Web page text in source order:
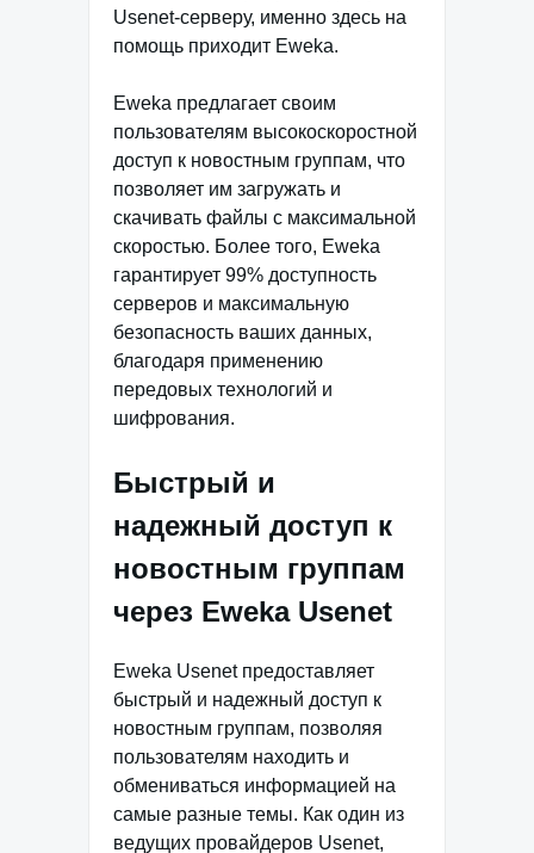
Usenet-серверу, именно здесь на
помощь приходит Eweka.
Eweka предлагает своим
пользователям высокоскоростной
доступ к новостным группам, что
позволяет им загружать и
скачивать файлы с максимальной
скоростью. Более того, Eweka
гарантирует 99% доступность
серверов и максимальную
безопасность ваших данных,
благодаря применению
передовых технологий и
шифрования.
Быстрый и
надежный доступ к
новостным группам
через Eweka Usenet
Eweka Usenet предоставляет
быстрый и надежный доступ к
новостным группам, позволяя
пользователям находить и
обмениваться информацией на
самые разные темы. Как один из
ведущих провайдеров Usenet,